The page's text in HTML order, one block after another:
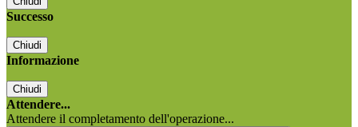
Successo
Chiudi
Informazione
Chiudi
Attendere...
Attendere il completamento dell'operazione...